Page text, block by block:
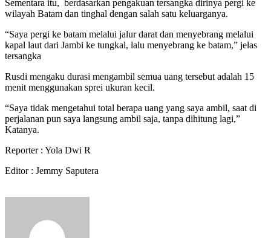
Sementara itu, berdasarkan pengakuan tersangka dirinya pergi ke
wilayah Batam dan tinghal dengan salah satu keluarganya.
“Saya pergi ke batam melalui jalur darat dan menyebrang melalui
kapal laut dari Jambi ke tungkal, lalu menyebrang ke batam,” jelas
tersangka
Rusdi mengaku durasi mengambil semua uang tersebut adalah 15
menit menggunakan sprei ukuran kecil.
“Saya tidak mengetahui total berapa uang yang saya ambil, saat di
perjalanan pun saya langsung ambil saja, tanpa dihitung lagi,”
Katanya.
Reporter : Yola Dwi R
Editor : Jemmy Saputera